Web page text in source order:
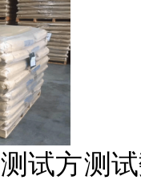
测试方测